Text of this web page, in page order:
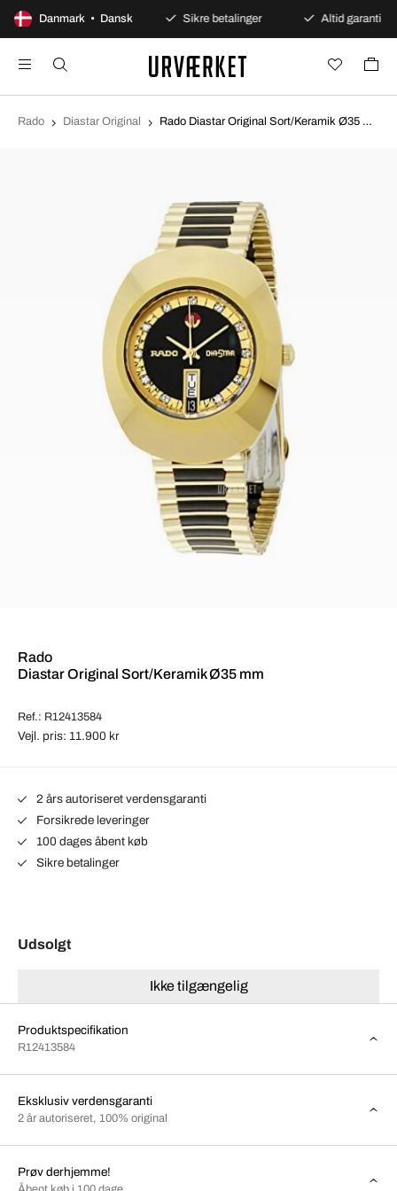
Danmark • Dansk
100 dages åbent køb Sikre betalinger Altid garanti
Rado Diastar Original Rado Diastar Original Sort/Keramik Ø35 mm R12413584
Rado
Diastar Original Sort/Keramik Ø35 mm
Ref.: R12413584
Vejl. pris: 11.900 kr
2 års autoriseret verdensgaranti
Forsikrede leveringer
100 dages åbent køb
Sikre betalinger
Udsolgt
Ikke tilgængelig
Produktspecifikation
R12413584
Eksklusiv verdensgaranti
2 år autoriseret, 100% original
Prøv derhjemme!